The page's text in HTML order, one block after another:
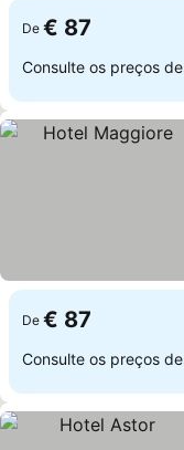
De € 87
Consulte os preços de
De € 87
Consulte os preços de